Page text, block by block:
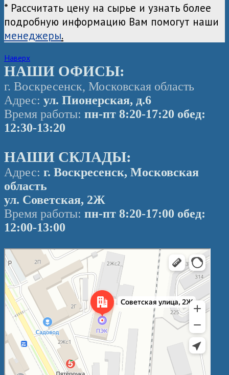
* Рассчитать цену на сырье и узнать более
подробную информацию Вам помогут наши
менеджеры.
Наверх
НАШИ ОФИСЫ:
г. Воскресенск, Московская область
Адрес: ул. Пионерская, д.6
Время работы: пн-пт 8:20-17:20 обед:
12:30-13:20
НАШИ СКЛАДЫ:
Адрес: г. Воскресенск, Московская
область
ул. Советская, 2Ж
Время работы: пн-пт 8:20-17:00 обед:
12:00-13:00
Воскресенск
Советская улица, 2Ж — Яндекс Карты